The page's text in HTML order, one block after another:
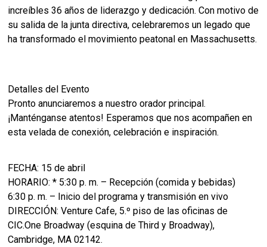
increíbles 36 años de liderazgo y dedicación. Con motivo de
su salida de la junta directiva, celebraremos un legado que
ha transformado el movimiento peatonal en Massachusetts.
Detalles del Evento
Pronto anunciaremos a nuestro orador principal.
¡Manténganse atentos! Esperamos que nos acompañen en
esta velada de conexión, celebración e inspiración.
FECHA: 15 de abril
HORARIO: * 5:30 p. m. – Recepción (comida y bebidas)
6:30 p. m. – Inicio del programa y transmisión en vivo
DIRECCIÓN: Venture Cafe, 5.º piso de las oficinas de
CIC.One Broadway (esquina de Third y Broadway),
Cambridge, MA 02142.